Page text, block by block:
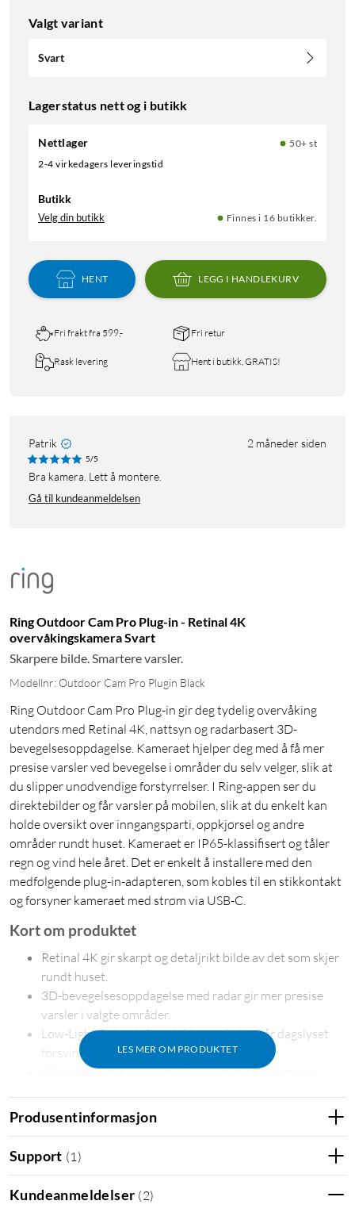
Valgt variant
Svart
Lagerstatus nett og i butikk
Nettlager
50+ st
2-4 virkedagers leveringstid
Butikk
Velg din butikk Finnes i 16 butikker.
HENT LEGG I HANDLEKURV
Fri frakt fra 599,- Fri retur
Rask levering Hent i butikk, GRATIS!
Patrik 2 måneder siden
5/5
Bra kamera. Lett å montere.
Gå til kundeanmeldelsen
Ring Outdoor Cam Pro Plug-in - Retinal 4K
overvåkingskamera Svart
Skarpere bilde. Smartere varsler.
Modellnr: Outdoor Cam Pro Plugin Black
Ring Outdoor Cam Pro Plug-in gir deg tydelig overvåking
utendørs med Retinal 4K, nattsyn og radarbasert 3D-
bevegelsesoppdagelse. Kameraet hjelper deg med å få mer
presise varsler ved bevegelse i områder du selv velger, slik at
du slipper unødvendige forstyrrelser. I Ring-appen ser du
direktebilder og får varsler på mobilen, slik at du enkelt kan
holde oversikt over inngangsparti, oppkjørsel og andre
områder rundt huset. Kameraet er IP65-klassifisert og tåler
regn og vind hele året. Det er enkelt å installere med den
medfølgende plug-in-adapteren, som kobles til en stikkontakt
og forsyner kameraet med strøm via USB-C.
LES MER OM PRODUKTET
Kort om produktet
Retinal 4K gir skarpt og detaljrikt bilde av det som skjer
rundt huset.
3D-bevegelsesoppdagelse med radar gir mer presise
varsler i valgte områder.
Low-Light Sight gir fargebilde i svakt lys når dagslyset
forsvinner.
Adaptive Night Vision gir IR-basert nattsyn i mørke.
Toveislyd – hør og snakk med personer via appen.
En fjernaktivert sirene gir ekstra trygghet når du vil
reagere raskt.
IP65-klassifisering gjør kameraet egnet for
utendørsbruk året rundt.
Produsentinformasjon
Support (1 )
Kundeanmeldelser (2)